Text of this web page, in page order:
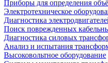
Приборы для определения
Электротехническое
Диагностика
Поиск поврежденных
Диагностика силовых
Анализ и испытания
Высоковольтное оборудование